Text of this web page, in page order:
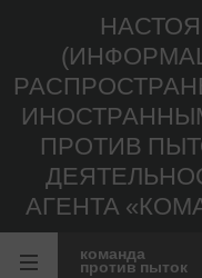
ПРОТИВ
АГЕНТА
команда
против пыток